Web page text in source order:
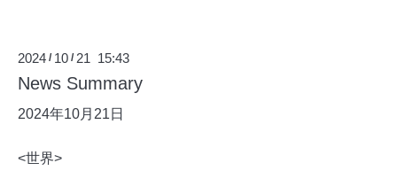
2024 / 10 / 21 15:43
News Summary
2024年10月21 日
<世界>